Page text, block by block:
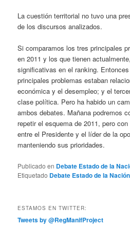
La cuestión territorial no tuvo una
de los discursos analizados.
Si comparamos los tres principales
en 2011 y los que tienen
significativas en el ranking.
principales problemas estaban
económica y el desempleo; y el
clase política. Pero ha habido un
ambos debates. Mañana podremos
repetir el esquema de 2011, pero
entre el Presidente y el líder de la
manteniendo sus prioridades.
Publicado en Debate Estado de la
Etiquetado Debate Estado de la Nación
ESTAMOS EN TWITTER:
Tweets by @RegManifProject